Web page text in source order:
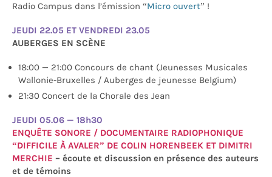
Radio Campus dans l’émission “Micro ouvert” !
JEUDI 22.05 ET VENDREDI 23.05
AUBERGES EN SCÈNE
18:00 — 21:00 Concours de chant (Jeunesses Musicales
Wallonie-Bruxelles / Auberges de jeunesse Belgium)
21:30 Concert de la Chorale des Jean
JEUDI 05.06 — 18h30
ENQUÊTE SONORE / DOCUMENTAIRE RADIOPHONIQUE
“DIFFICILE À AVALER” DE COLIN HORENBEEK ET DIMITRI
MERCHIE – écoute et discussion en présence des auteurs
et de témoins